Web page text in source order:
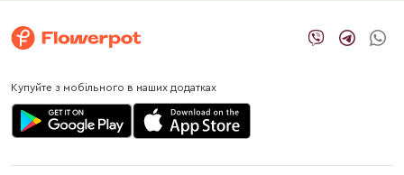
Купуйте з мобільного в наших додатках